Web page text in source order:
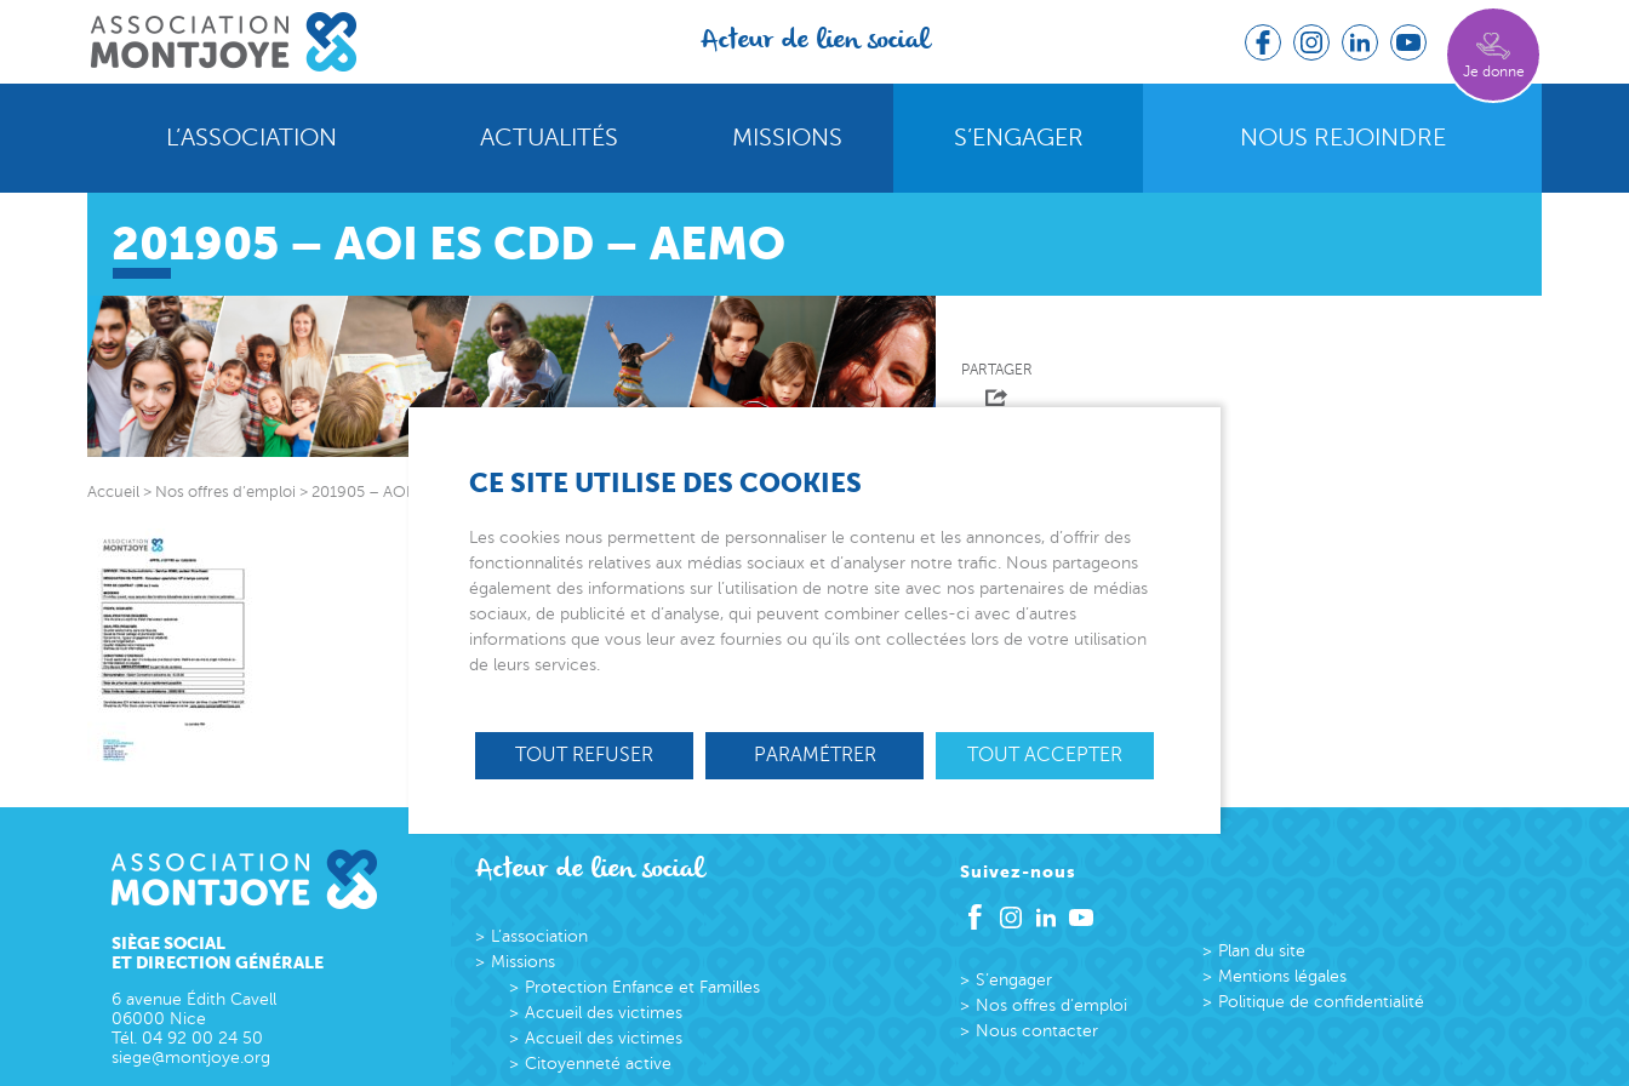
Acteur de lien social
Je donne
L’ASSOCIATION ACTUALITÉS MISSIONS S’ENGAGER NOUS REJOINDRE
201905 – AOI ES CDD – AEMO
PARTAGER
Accueil > Nos offres d’emploi > 201905 – AOI ES CDD – AEMO
SIÈGE SOCIAL
ET DIRECTION GÉNÉRALE
6 avenue Édith Cavell
06000 Nice
Tél. 04 92 00 24 50
siege@montjoye.org
Acteur de lien social
L’association
Missions
Protection Enfance et Familles
Accueil des victimes
Accueil des victimes
Citoyenneté active
Suivez-nous
S’engager
Nos offres d’emploi
Nous contacter
Plan du site
Mentions légales
Politique de confidentialité
CE SITE UTILISE DES COOKIES
Les cookies nous permettent de personnaliser le contenu et les annonces, d’offrir des
fonctionnalités relatives aux médias sociaux et d’analyser notre trafic. Nous partageons
également des informations sur l’utilisation de notre site avec nos partenaires de médias
sociaux, de publicité et d’analyse, qui peuvent combiner celles-ci avec d’autres
informations que vous leur avez fournies ou qu’ils ont collectées lors de votre utilisation
de leurs services.
TOUT ACCEPTER
TOUT REFUSER PARAMÉTRER